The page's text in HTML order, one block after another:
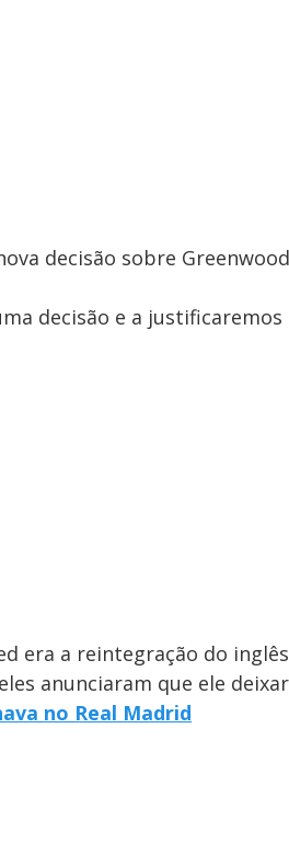
decisão sobre
decisão e a justificaremos
era a reintegração do
anunciaram que ele
no Real Madrid